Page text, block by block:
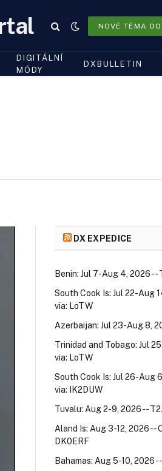
NOVÉ TÉMA
DIGITÁLNÍ
MÓDY
DXBULLETIN
DX EXPEDICE
Benin: Jul 7-Aug 4, 2026 --
South Cook Is: Jul 22-Aug
via: LoTW
Azerbaijan: Jul 23-Aug 8,
Trinidad and Tobago: Jul
via: LoTW
South Cook Is: Jul 26-Aug
via: IK2DUW
Tuvalu: Aug 2-9, 2026 --
Aland Is: Aug 3-12, 2026 --
DK0ERF
Bahamas: Aug 5-10, 2026